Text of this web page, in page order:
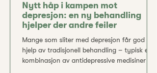
Nytt håp i kampen mot
depresjon: en ny behandling
hjelper der andre feiler
Mange som sliter med depresjon får god
hjelp av tradisjonell behandling – typisk en
kombinasjon av antidepressive medisiner og